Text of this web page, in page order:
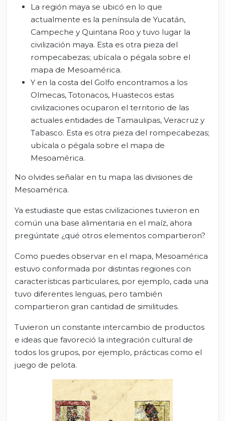
La región maya se ubicó en lo que
actualmente es la península de Yucatán,
Campeche y Quintana Roo y tuvo lugar la
civilización maya. Esta es otra pieza del
rompecabezas; ubícala o pégala sobre el
mapa de Mesoamérica.
Y en la costa del Golfo encontramos a los
Olmecas, Totonacos, Huastecos estas
civilizaciones ocuparon el territorio de las
actuales entidades de Tamaulipas, Veracruz y
Tabasco. Esta es otra pieza del rompecabezas;
ubícala o pégala sobre el mapa de
Mesoamérica.
No olvides señalar en tu mapa las divisiones de
Mesoamérica.
Ya estudiaste que estas civilizaciones tuvieron en
común una base alimentaria en el maíz, ahora
pregúntate ¿qué otros elementos compartieron?
Como puedes observar en el mapa, Mesoamérica
estuvo conformada por distintas regiones con
características particulares, por ejemplo, cada una
tuvo diferentes lenguas, pero también
compartieron gran cantidad de similitudes.
Tuvieron un constante intercambio de productos
e ideas que favoreció la integración cultural de
todos los grupos, por ejemplo, prácticas como el
juego de pelota.